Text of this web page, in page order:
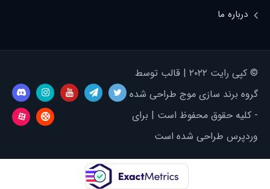
درباره ما
© کپی رایت ۲۰۲۲ | قالب توسط
گروه برند سازی موج طراحی شده
- کلیه حقوق محفوظ است | برای
وردپرس طراحی شده است